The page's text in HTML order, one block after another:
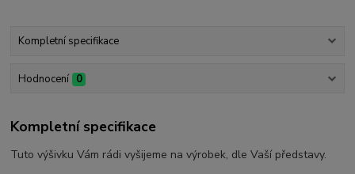
Kompletní specifikace
Hodnocení 0
Kompletní specifikace
Tuto výšivku Vám rádi vyšijeme na výrobek, dle Vaší představy.